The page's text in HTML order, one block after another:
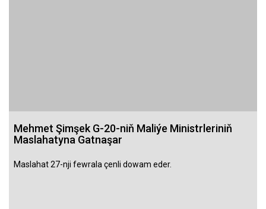
Mehmet Şimşek G-20-niň Maliýe Ministrleriniň
Maslahatyna Gatnaşar
Maslahat 27-nji fewrala çenli dowam eder.